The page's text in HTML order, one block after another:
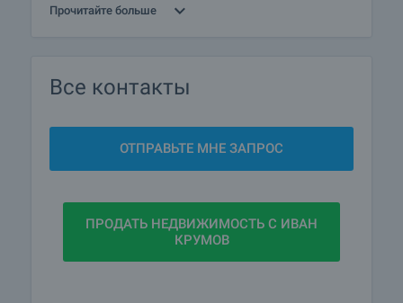
Высшее образование Иван получил в России,
Университете национального и мирового
Иван выстроил прочные деловые отношения с
клиентами и строительными компаниями, а
области продаж.
Сформированное чувство рынка, а также
Прочитайте больше
Все контакты
ОТПРАВЬТЕ МНЕ ЗАПРОС
ПРОДАТЬ НЕДВИЖИМОСТЬ С ИВАН
КРУМОВ